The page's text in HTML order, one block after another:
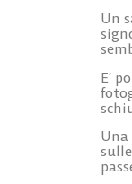
Un
E’
Una